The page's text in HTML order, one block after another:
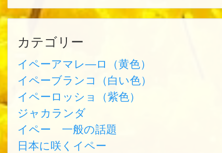
カテゴリー
イペーアマレ―ロ（黄色）
イペーブランコ（白い色）
イペーロッショ（紫色）
ジャカランダ
イペー 一般の話題
日本に咲くイペー